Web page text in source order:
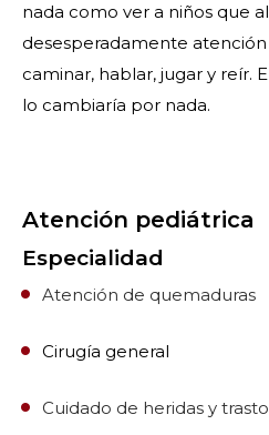
nada como ver a niños que
desesperadamente
caminar, hablar, jugar y reír.
lo cambiaría por nada.
Atención pediátrica
Especialidad
Atención de quemaduras
Cirugía general